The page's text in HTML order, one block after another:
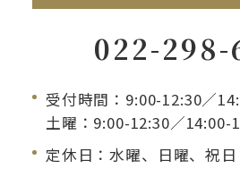
022-298-
受付時間：9:00-12:30／
土曜：9:00-12:30／14:00-
定休日：水曜、日曜、祝日